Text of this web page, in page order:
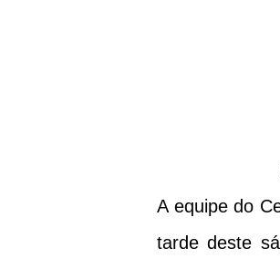
A equipe do
tarde deste